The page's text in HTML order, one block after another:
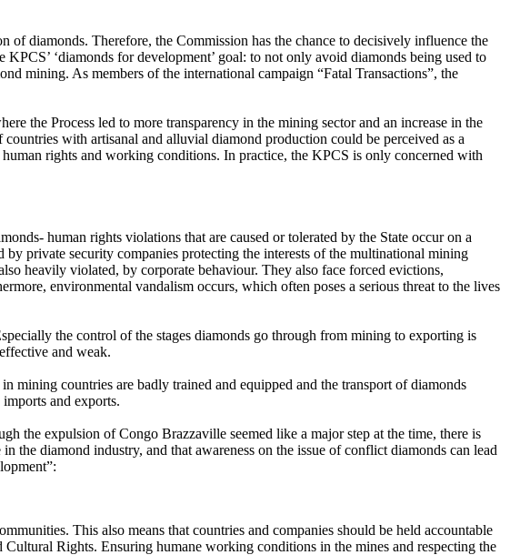
diamonds. Therefore, the Commission has the chance to decisively influence the
‘diamonds for development’ goal: to not only avoid diamonds being used to
mining. As members of the international campaign “Fatal Transactions”, the
the Process led to more transparency in the mining sector and an increase in the
with artisanal and alluvial diamond production could be perceived as a
rights and working conditions. In practice, the KPCS is only concerned with
human rights violations that are caused or tolerated by the State occur on a
private security companies protecting the interests of the multinational mining
heavily violated, by corporate behaviour. They also face forced evictions,
environmental vandalism occurs, which often poses a serious threat to the lives
the control of the stages diamonds go through from mining to exporting is
and weak.
mining countries are badly trained and equipped and the transport of diamonds
and exports.
the expulsion of Congo Brazzaville seemed like a major step at the time, there is
the diamond industry, and that awareness on the issue of conflict diamonds can lead
This also means that countries and companies should be held accountable
Rights. Ensuring humane working conditions in the mines and respecting the